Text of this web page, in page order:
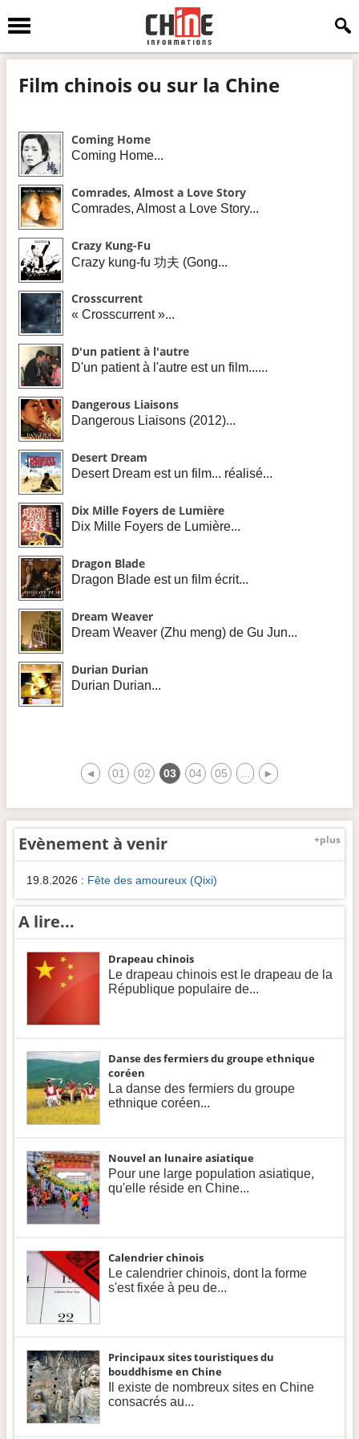
Film chinois ou sur la Chine
Coming Home
Coming Home...
Comrades, Almost a Love Story
Comrades, Almost a Love Story...
Crazy Kung-Fu
Crazy kung-fu 功夫 (Gong...
Crosscurrent
« Crosscurrent »...
D'un patient à l'autre
D'un patient à l'autre est un film......
Dangerous Liaisons
Dangerous Liaisons (2012)...
Desert Dream
Desert Dream est un film... réalisé...
Dix Mille Foyers de Lumière
Dix Mille Foyers de Lumière...
Dragon Blade
Dragon Blade est un film écrit...
Dream Weaver
Dream Weaver (Zhu meng) de Gu Jun...
Durian Durian
Durian Durian...
◄ 01 02 03 04 05 ►
+plus
Evènement à venir
19.8.2026 : Fête des amoureux (Qixi)
A lire...
Drapeau chinois
Le drapeau chinois est le drapeau de la
République populaire de...
Danse des fermiers du groupe ethnique
coréen
La danse des fermiers du groupe
ethnique coréen...
Nouvel an lunaire asiatique
Pour une large population asiatique,
qu'elle réside en Chine...
Calendrier chinois
Le calendrier chinois, dont la forme
s'est fixée à peu de...
Principaux sites touristiques du
bouddhisme en Chine
Il existe de nombreux sites en Chine
consacrés au...